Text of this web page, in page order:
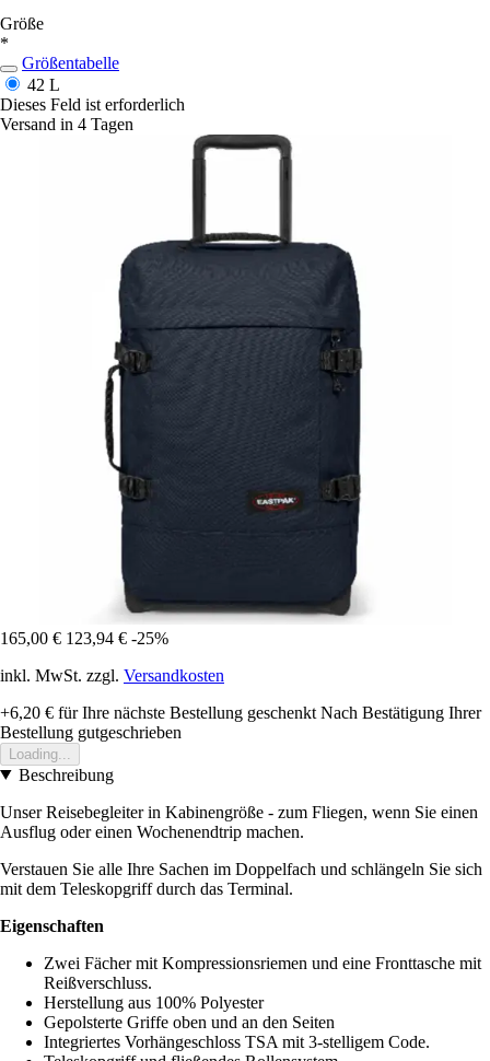
Größe
*
Größentabelle
42 L
Dieses Feld ist erforderlich
Versand in 4 Tagen
165,00 € 123,94 € -25%
inkl. MwSt. zzgl. Versandkosten
+6,20 € für Ihre nächste Bestellung geschenkt Nach Bestätigung Ihrer
Bestellung gutgeschrieben
Loading...
Beschreibung
Unser Reisebegleiter in Kabinengröße - zum Fliegen, wenn Sie einen
Ausflug oder einen Wochenendtrip machen.
Verstauen Sie alle Ihre Sachen im Doppelfach und schlängeln Sie sich
mit dem Teleskopgriff durch das Terminal.
Eigenschaften
Zwei Fächer mit Kompressionsriemen und eine Fronttasche mit
Reißverschluss.
Herstellung aus 100% Polyester
Gepolsterte Griffe oben und an den Seiten
Integriertes Vorhängeschloss TSA mit 3-stelligem Code.